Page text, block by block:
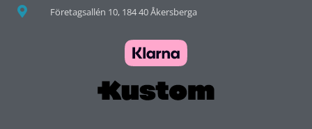
Företagsallén 10, 184 40 Åkersberga